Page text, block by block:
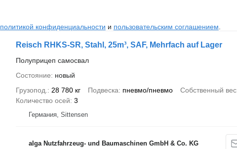
политикой конфиденциальности и пользовательским соглашением
Reisch RHKS-SR, Stahl, 25m³, SAF, Mehrfach auf Lager
Полуприцеп самосвал
Состояние
новый
Грузопод.
28 780 кг Подвеска пневмо/пневмо Собственный вес
Количество осей 3
Германия, Sittensen
alga Nutzfahrzeug- und Baumaschinen GmbH & Co. KG